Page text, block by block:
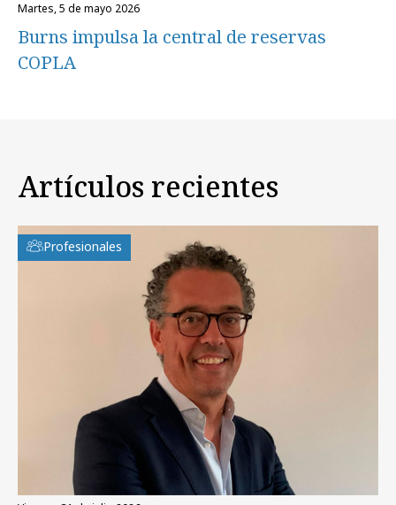
martes, 5 de mayo 2026
Burns impulsa la central de reservas
COPLA
Artículos recientes
Profesionales